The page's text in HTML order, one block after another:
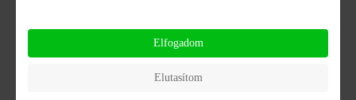
2.12. Vizsgálatok, ellenőrzések
Elfogadom
Elutasítom